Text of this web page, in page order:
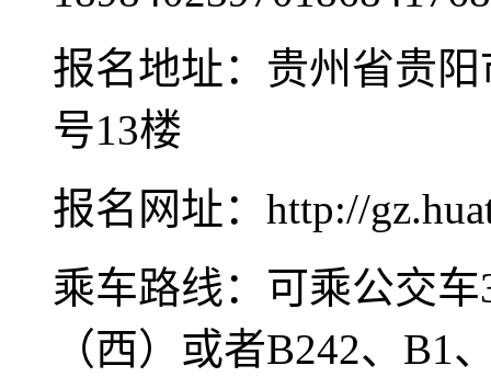
报名地址：贵州省贵
号13楼
报名网址：http://
乘车路线：可乘公交
（西）或者B242、B1